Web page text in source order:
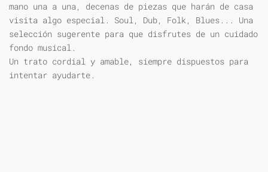
mano una a una, decenas de piezas que harán de casa
visita algo especial. Soul, Dub, Folk, Blues... Una
selección sugerente para que disfrutes de un cuidado
fondo musical.
Un trato cordial y amable, siempre dispuestos para
intentar ayudarte.